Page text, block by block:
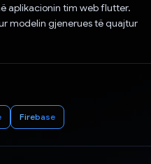
aplikacionin tim web flutter.
modelin gjenerues të quajtur
Firebase